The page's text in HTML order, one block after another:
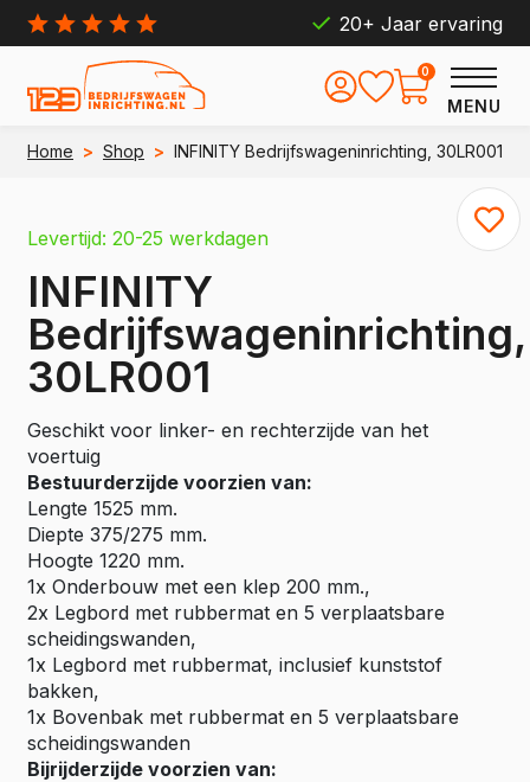
20+ Jaar ervaring
MENU
0
Home > Shop > INFINITY Bedrijfswageninrichting, 30LR001
Levertijd: 20-25 werkdagen
INFINITY
Bedrijfswageninrichting,
30LR001
Geschikt voor linker- en rechterzijde van het
voertuig
Bestuurderzijde voorzien van:
Lengte 1525 mm.
Diepte 375/275 mm.
Hoogte 1220 mm.
1x Onderbouw met een klep 200 mm.,
2x Legbord met rubbermat en 5 verplaatsbare
scheidingswanden,
1x Legbord met rubbermat, inclusief kunststof
bakken,
1x Bovenbak met rubbermat en 5 verplaatsbare
scheidingswanden
Bijrijderzijde voorzien van: